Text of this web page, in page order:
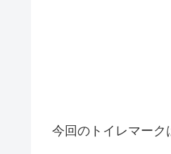
今回のトイレマーク